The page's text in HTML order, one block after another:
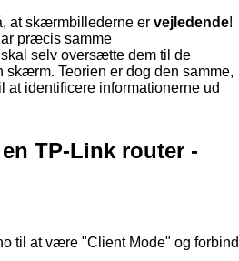
at skærmbillederne er vejledende!
præcis samme
selv oversætte dem til de
skærm. Teorien er dog den samme,
identificere informationerne ud
TP-Link router -
til at være "Client Mode" og forbind